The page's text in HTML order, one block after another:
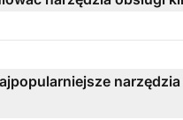
narzędzia